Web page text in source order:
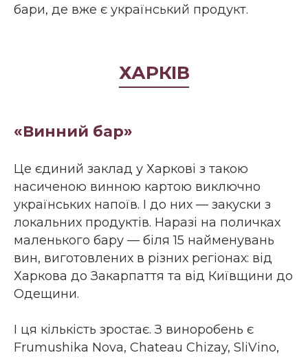
бари, де вже є український продукт.
ХАРКІВ
«Винний бар»
Це єдиний заклад у Харкові з такою
насиченою винною картою виключно
українських напоїв. І до них — закуски з
локальних продуктів. Наразі на поличках
маленького бару — біля 15 найменувань
вин, виготовлених в різних регіонах: від
Харкова до Закарпаття та від Київщини до
Одещини.
І ця кількість зростає. З виноробень є
Frumushika Nova, Chateau Chizay, SliVino,